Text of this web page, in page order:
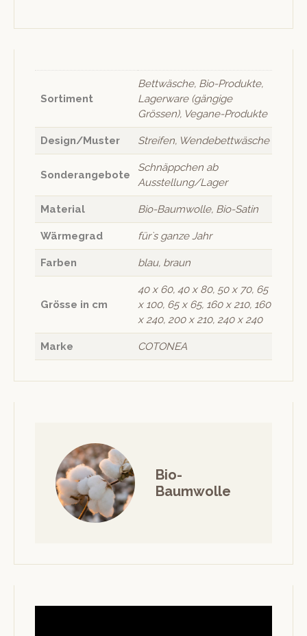
Sortiment
Bettwäsche, Bio-Produkte,
Lagerware (gängige
Grössen), Vegane-Produkte
Design/Muster Streifen, Wendebettwäsche
Sonderangebote
Schnäppchen ab
Ausstellung/Lager
Material Bio-Baumwolle, Bio-Satin
Wärmegrad für`s ganze Jahr
Farben blau, braun
Grösse in cm
40 x 60, 40 x 80, 50 x 70, 65
x 100, 65 x 65, 160 x 210, 160
x 240, 200 x 210, 240 x 240
Marke COTONEA
Bio-
Baumwolle